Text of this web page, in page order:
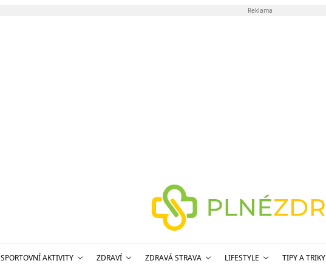
Reklama
SPORTOVNÍ AKTIVITY ZDRAVÍ ZDRAVÁ STRAVA LIFESTYLE TIPY A TRIKY